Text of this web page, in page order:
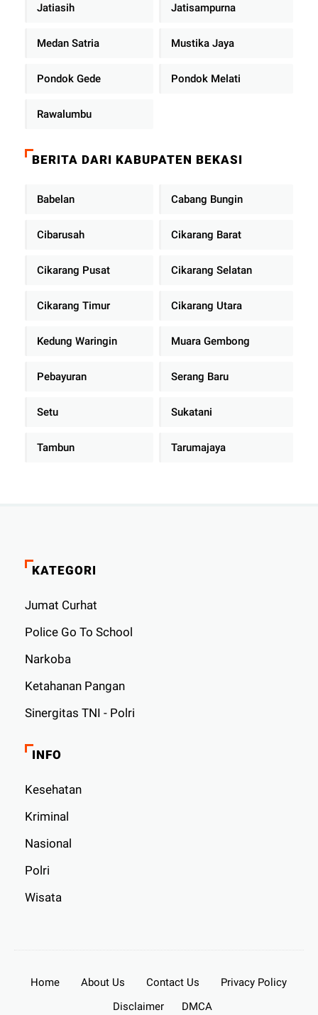
Jatiasih Jatisampurna
Medan Satria Mustika Jaya
Pondok Gede Pondok Melati
Rawalumbu
BERITA DARI KABUPATEN BEKASI
Babelan Cabang Bungin
Cibarusah Cikarang Barat
Cikarang Pusat Cikarang Selatan
Cikarang Timur Cikarang Utara
Kedung Waringin Muara Gembong
Pebayuran Serang Baru
Setu Sukatani
Tambun Tarumajaya
KATEGORI
Jumat Curhat
Police Go To School
Narkoba
Ketahanan Pangan
Sinergitas TNI - Polri
INFO
Kesehatan
Kriminal
Nasional
Polri
Wisata
Home About Us Contact Us
Privacy Policy
Disclaimer
DMCA